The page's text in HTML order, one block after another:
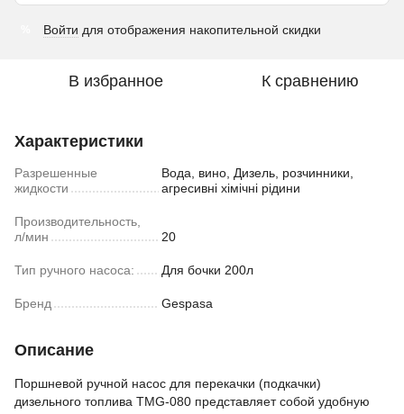
Войти для отображения накопительной скидки
В избранное К сравнению
Характеристики
Разрешенные
жидкости
Вода, вино, Дизель, розчинники,
агресивні хімічні рідини
Производительность,
л/мин
20
Тип ручного насоса: Для бочки 200л
Бренд Gespasa
Описание
Поршневой ручной насос для перекачки (подкачки)
дизельного топлива TMG-080 представляет собой удобную